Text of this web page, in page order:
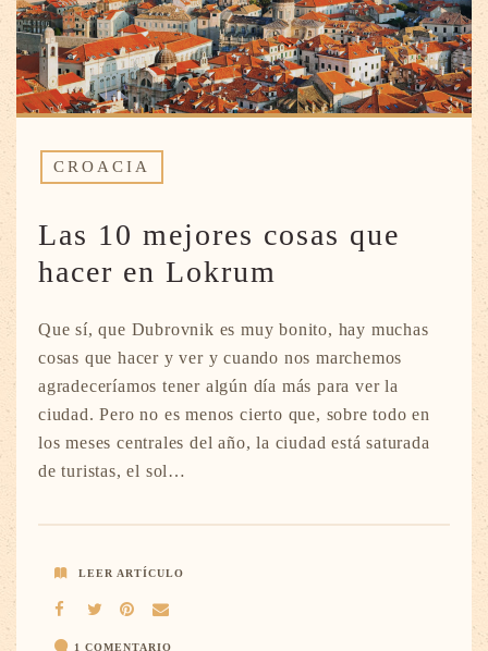
CROACIA
Las 10 mejores cosas que
hacer en Lokrum
Que sí, que Dubrovnik es muy bonito, hay muchas
cosas que hacer y ver y cuando nos marchemos
agradeceríamos tener algún día más para ver la
ciudad. Pero no es menos cierto que, sobre todo en
los meses centrales del año, la ciudad está saturada
de turistas, el sol…
LEER ARTÍCULO
1 COMENTARIO